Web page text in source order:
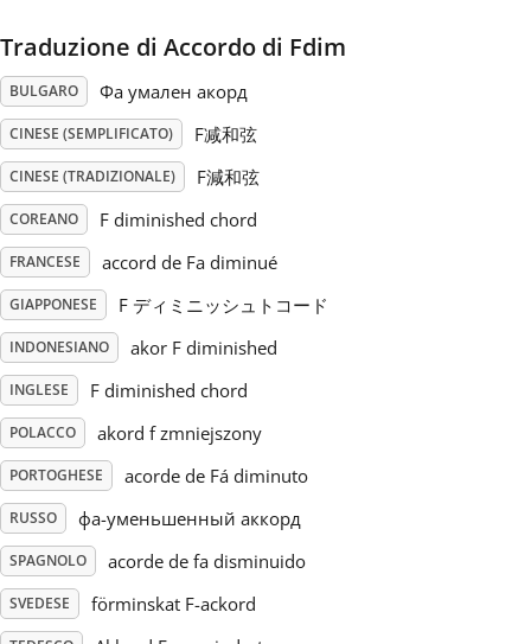
Português
Русский
Svenska
Tiếng Việt
Türkçe
Українська
繁體中文
Traduzione di Accordo di Fdim
BULGARO Фа умален акорд
CINESE (SEMPLIFICATO) F减和弦
CINESE (TRADIZIONALE) F減和弦
COREANO F diminished chord
FRANCESE accord de Fa diminué
GIAPPONESE F ディミニッシュトコード
INDONESIANO akor F diminished
INGLESE F diminished chord
POLACCO akord f zmniejszony
PORTOGHESE acorde de Fá diminuto
RUSSO фа-уменьшенный аккорд
SPAGNOLO acorde de fa disminuido
SVEDESE förminskat F-ackord